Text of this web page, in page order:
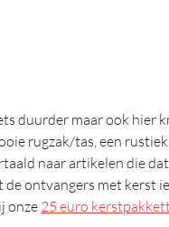
duurder maar ook hier
rugzak/tas, een
naar artikelen die
ontvangers met kerst
onze 25 euro